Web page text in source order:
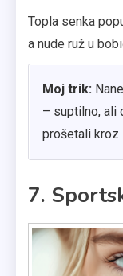
Topla senka
a nude ruž u
Moj trik:
– suptilno, ali
prošetali kroz
7.